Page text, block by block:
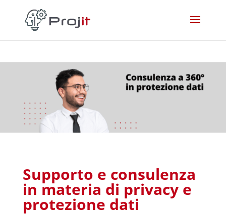
Supporto e consulenza
in materia di privacy e
protezione dati